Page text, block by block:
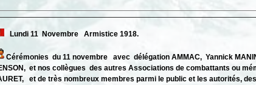
Lundi 11 Novembre Armistice 1918.
Cérémonies du 11 novembre avec délégation AMMAC, Yannick
et nos collègues des autres Associations de combattants ou
et de très nombreux membres parmi le public et les autorités,